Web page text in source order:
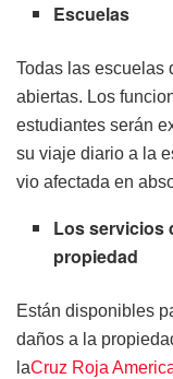
Escuelas
Todas las escuelas
abiertas. Los
estudiantes serán
su viaje diario a la
vio afectada en
Los servicios
propiedad
Están disponibles
daños a la
laCruz Roja